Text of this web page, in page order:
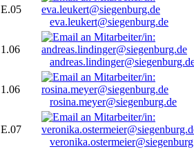
E.05
eva.leukert@siegenburg.de
1.06
1.06
rosina.meyer@siegenburg.de
E.07